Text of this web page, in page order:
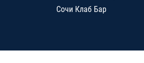
Сочи Клаб Бар